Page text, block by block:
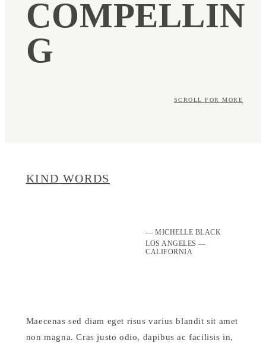
COMPELLIN
G
SCROLL FOR MORE
KIND WORDS
— MICHELLE BLACK
LOS ANGELES —
CALIFORNIA
Maecenas sed diam eget risus varius blandit sit amet
non magna. Cras justo odio, dapibus ac facilisis in,